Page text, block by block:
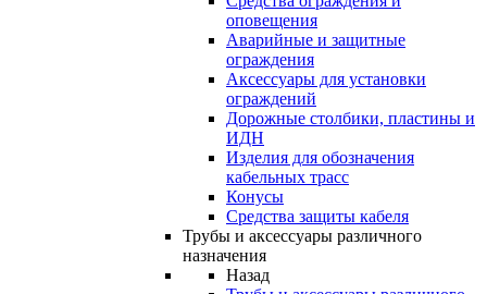
оповещения
Аварийные и защитные
ограждения
Аксессуары для установки
ограждений
Дорожные столбики, пластины и
ИДН
Изделия для обозначения
кабельных трасс
Конусы
Средства защиты кабеля
Трубы и аксессуары различного
назначения
Назад